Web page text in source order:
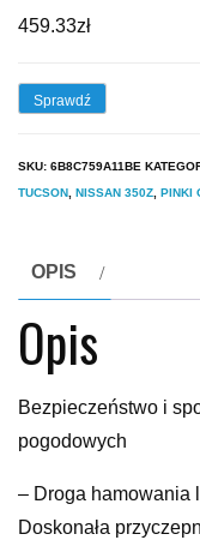
459.33zł
Sprawdź
SKU: 6B8C759A11BE
TUCSON, NISSAN 350Z, PINKI
OPIS
Opis
Bezpieczeństwo i
pogodowych
– Droga hamowania
Doskonała